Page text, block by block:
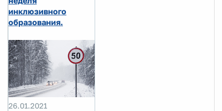
инклюзивного
образования.
26.01.2021